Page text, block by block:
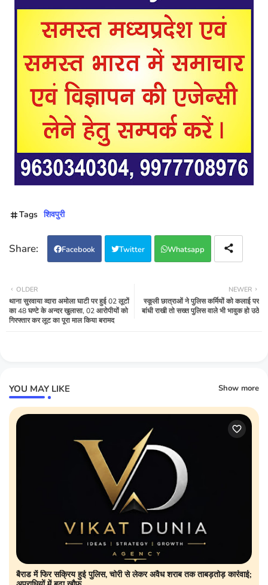
Tags शिवपुरी
Facebook Twitter Whatsapp
NEWER
स्कूली छात्राओं ने पुलिस कर्मियों को कलाई पर
बांधी राखी तो सख्त पुलिस वाले भी भावुक हो उठे
OLDER
थाना सुरवाया व्दारा अमोला घाटी पर हुई 02 लूटों
का 48 घण्टे के अन्दर खुलासा, 02 आरोपीयों को
गिरफ्तार कर लूट का पूरा माल किया बरामद
YOU MAY LIKE Show more
बैराड में फिर सक्रिय हुई पुलिस, चोरी से लेकर अवैध शराब तक ताबड़तोड़ कार्रवाई;